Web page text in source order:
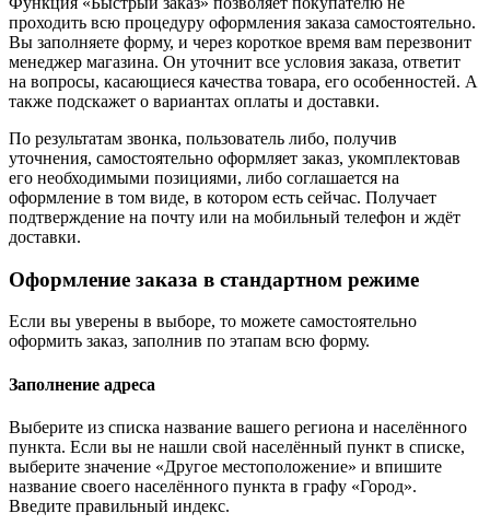
проходить всю процедуру оформления заказа самостоятельно.
Вы заполняете форму, и через короткое время вам перезвонит
менеджер магазина. Он уточнит все условия заказа, ответит
на вопросы, касающиеся качества товара, его особенностей. А
также подскажет о вариантах оплаты и доставки.
По результатам звонка, пользователь либо, получив
уточнения, самостоятельно оформляет заказ, укомплектовав
его необходимыми позициями, либо соглашается на
оформление в том виде, в котором есть сейчас. Получает
подтверждение на почту или на мобильный телефон и ждёт
доставки.
Оформление заказа в стандартном режиме
Если вы уверены в выборе, то можете самостоятельно
оформить заказ, заполнив по этапам всю форму.
Заполнение адреса
Выберите из списка название вашего региона и населённого
пункта. Если вы не нашли свой населённый пункт в списке,
выберите значение «Другое местоположение» и впишите
название своего населённого пункта в графу «Город».
Введите правильный индекс.